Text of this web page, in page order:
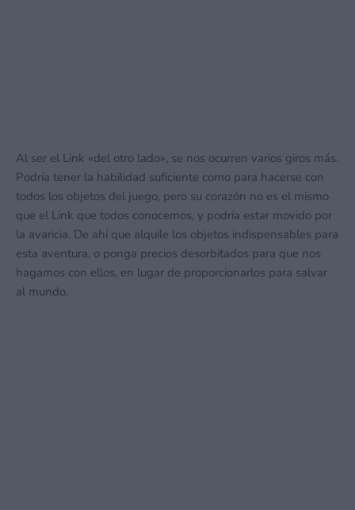
Al ser el Link «del otro lado», se nos ocurren varios giros más.
Podría tener la habilidad suficiente como para hacerse con
todos los objetos del juego, pero su corazón no es el mismo
que el Link que todos conocemos, y podría estar movido por
la avaricia. De ahí que alquile los objetos indispensables para
esta aventura, o ponga precios desorbitados para que nos
hagamos con ellos, en lugar de proporcionarlos para salvar
al mundo.